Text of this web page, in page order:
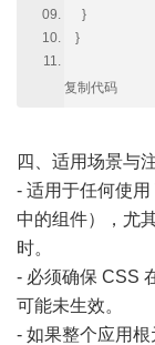
}
}
复制代码
四、适用场景与
- 适用于任何使
中的组件），尤
时。
- 必须确保 CSS
可能未生效。
- 如果整个应用